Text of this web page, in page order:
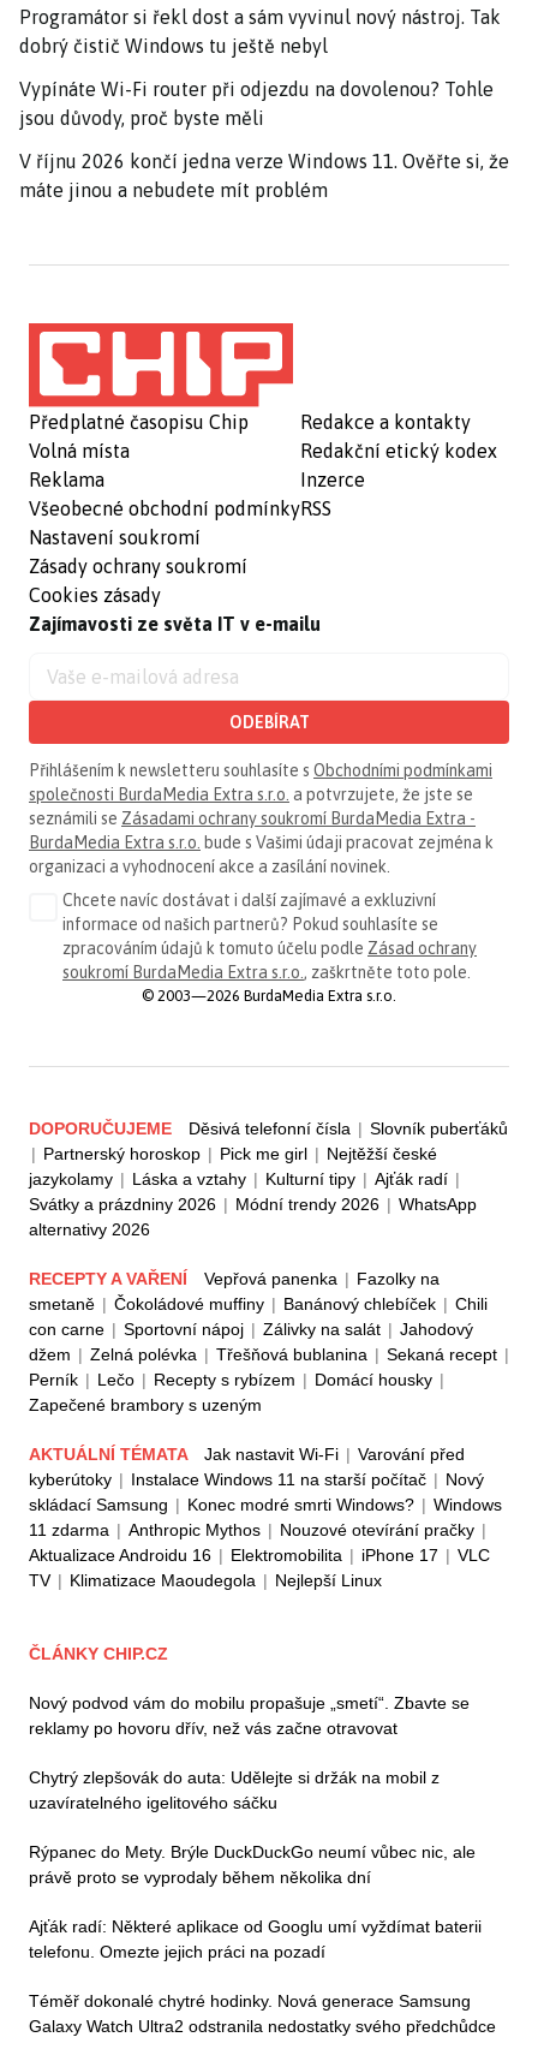
Programátor si řekl dost a sám vyvinul nový nástroj. Tak
dobrý čistič Windows tu ještě nebyl
Vypínáte Wi-Fi router při odjezdu na dovolenou? Tohle
jsou důvody, proč byste měli
V říjnu 2026 končí jedna verze Windows 11. Ověřte si, že
máte jinou a nebudete mít problém
Předplatné časopisu Chip
Volná místa
Reklama
Všeobecné obchodní podmínky
Nastavení soukromí
Zásady ochrany soukromí
Cookies zásady
Redakce a kontakty
Redakční etický kodex
Inzerce
RSS
Zajímavosti ze světa IT v e-mailu
ODEBÍRAT
Přihlášením k newsletteru souhlasíte s Obchodními podmínkami
společnosti BurdaMedia Extra s.r.o. a potvrzujete, že jste se
seznámili se Zásadami ochrany soukromí BurdaMedia Extra -
BurdaMedia Extra s.r.o. bude s Vašimi údaji pracovat zejména k
organizaci a vyhodnocení akce a zasílání novinek.
Chcete navíc dostávat i další zajímavé a exkluzivní
informace od našich partnerů? Pokud souhlasíte se
zpracováním údajů k tomuto účelu podle Zásad ochrany
soukromí BurdaMedia Extra s.r.o. , zaškrtněte toto pole.
© 2003—2026 BurdaMedia Extra s.r.o.
DOPORUČUJEME Děsivá telefonní čísla | Slovník puberťáků
| Partnerský horoskop | Pick me girl | Nejtěžší české
jazykolamy | Láska a vztahy | Kulturní tipy | Ajťák radí |
Svátky a prázdniny 2026 | Módní trendy 2026 | WhatsApp
alternativy 2026
RECEPTY A VAŘENÍ Vepřová panenka | Fazolky na
smetaně | Čokoládové muffiny | Banánový chlebíček | Chili
con carne | Sportovní nápoj | Zálivky na salát | Jahodový
džem | Zelná polévka | Třešňová bublanina | Sekaná recept |
Perník | Lečo | Recepty s rybízem | Domácí housky |
Zapečené brambory s uzeným
AKTUÁLNÍ TÉMATA Jak nastavit Wi-Fi | Varování před
kyberútoky | Instalace Windows 11 na starší počítač | Nový
skládací Samsung | Konec modré smrti Windows? | Windows
11 zdarma | Anthropic Mythos | Nouzové otevírání pračky |
Aktualizace Androidu 16 | Elektromobilita | iPhone 17 | VLC
TV | Klimatizace Maoudegola | Nejlepší Linux
ČLÁNKY CHIP.CZ
Nový podvod vám do mobilu propašuje „smetí“. Zbavte se
reklamy po hovoru dřív, než vás začne otravovat
Chytrý zlepšovák do auta: Udělejte si držák na mobil z
uzavíratelného igelitového sáčku
Rýpanec do Mety. Brýle DuckDuckGo neumí vůbec nic, ale
právě proto se vyprodaly během několika dní
Ajťák radí: Některé aplikace od Googlu umí vyždímat baterii
telefonu. Omezte jejich práci na pozadí
Téměř dokonalé chytré hodinky. Nová generace Samsung
Galaxy Watch Ultra2 odstranila nedostatky svého předchůdce